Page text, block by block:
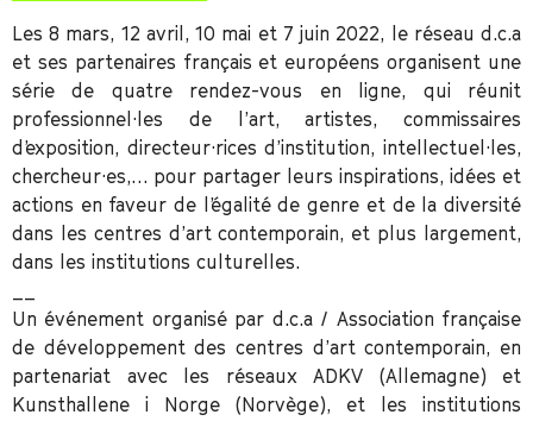
Les 8 mars, 12 avril, 10 mai et 7 juin 2022, le réseau d.c.a
et ses partenaires français et européens organisent une
série de quatre rendez-vous en ligne, qui réunit
professionnel·les de l’art, artistes, commissaires
d’exposition, directeur·rices d’institution, intellectuel·les,
chercheur·es,… pour partager leurs inspirations, idées et
actions en faveur de l’égalité de genre et de la diversité
dans les centres d’art contemporain, et plus largement,
dans les institutions culturelles.
Un événement organisé par d.c.a / Association française
de développement des centres d’art contemporain, en
partenariat avec les réseaux ADKV (Allemagne) et
Kunsthallene i Norge (Norvège), et les institutions